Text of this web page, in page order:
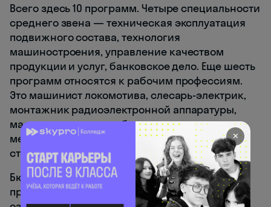
Всего здесь 10 программ. Четыре специальности
среднего звена — техническая эксплуатация
подвижного состава, технология
машиностроения, управление качеством
продукции и услуг, банковское дело. Еще шесть
программ относятся к рабочим профессиям.
Это машинист локомотива, слесарь-электрик,
монтажник радиоэлектронной аппаратуры,
мастер слесарных работ, оператор-наладчик
металлообрабатывающих станков и столяр
строительный.
Бюджетные места есть на всех основных
программах. Участие в «Профессионалитете»
✕